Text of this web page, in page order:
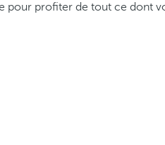
pour profiter de tout ce dont